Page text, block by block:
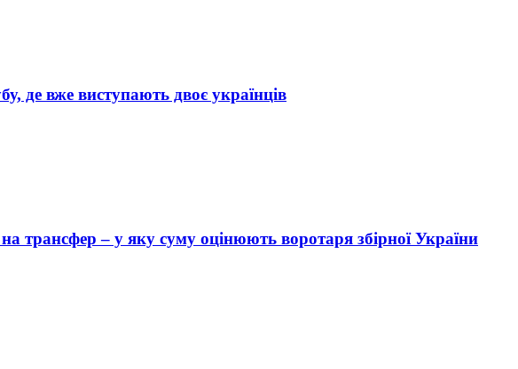
де вже виступають двоє українців
трансфер – у яку суму оцінюють воротаря збірної України